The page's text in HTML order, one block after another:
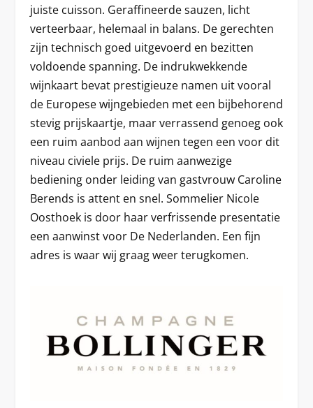
juiste cuisson. Geraffineerde sauzen, licht
verteerbaar, helemaal in balans. De gerechten
zijn technisch goed uitgevoerd en bezitten
voldoende spanning. De indrukwekkende
wijnkaart bevat prestigieuze namen uit vooral
de Europese wijngebieden met een bijbehorend
stevig prijskaartje, maar verrassend genoeg ook
een ruim aanbod aan wijnen tegen een voor dit
niveau civiele prijs. De ruim aanwezige
bediening onder leiding van gastvrouw Caroline
Berends is attent en snel. Sommelier Nicole
Oosthoek is door haar verfrissende presentatie
een aanwinst voor De Nederlanden. Een fijn
adres is waar wij graag weer terugkomen.